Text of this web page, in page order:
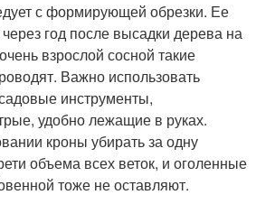
с формирующей обрезки. Ее
год после высадки дерева на
взрослой сосной такие
Важно использовать
инструменты,
удобно лежащие в руках.
кроны убирать за одну
объема всех веток, и оголенные
тоже не оставляют.